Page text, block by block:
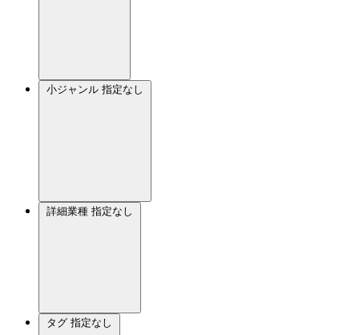
小ジャンル 指定なし
詳細業種 指定なし
タグ 指定なし